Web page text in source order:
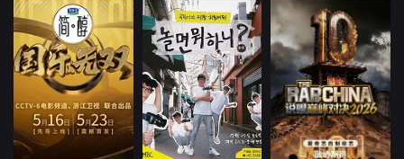
薛凯琪
节目以“坦荡心
动，爱意直行”为核
心主题，聚焦真诚
直白的新式恋爱，
告别无效拉扯，走
进心动小屋，见证
单身青年之间萌生
一场残酷赛制和美
食故事并存的厨师
封神之战
《一路向海的少
年》是一档聚焦新
时代青年成长历练
的公路纪实真人
秀。节目以&amp;q
uot;从离海最远的
地方出发，一路向
海&amp;quot;为核